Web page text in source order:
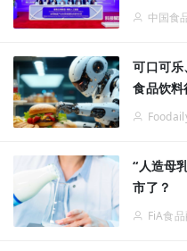
中国食
可口可
食品饮料
“人造母
市了？
FiA食